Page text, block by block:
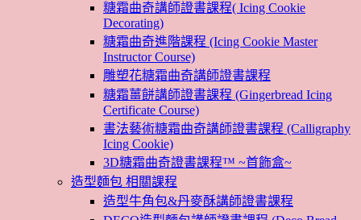
糖霜曲奇講師證書課程( Icing Cookie
Decorating)
糖霜曲奇進階課程 (Icing Cookie Master
Instructor Course)
雕塑花糖霜曲奇講師證書課程
糖霜薑餅講師證書課程 (Gingerbread Icing
Certificate Course)
書法藝術糖霜曲奇講師證書課程 (Calligraphy
Icing Cookie)
3D糖霜曲奇證書課程™ ~首飾盒~
造型麵包 相關課程
造型牛角包&丹麥酥講師證書課程